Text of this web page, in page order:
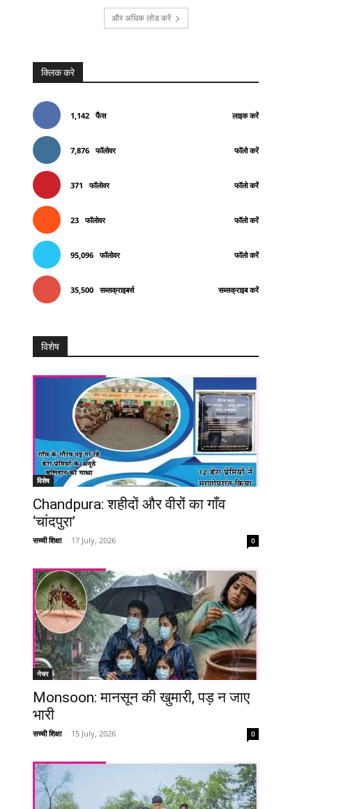
Telegram
और अधिक लोड करें
क्लिक करे
1,142 फैंस लाइक करें
7,876 फॉलोवर फॉलो करें
371 फॉलोवर फॉलो करें
23 फॉलोवर फॉलो करें
95,096 फॉलोवर फॉलो करें
35,500 सब्सक्राइबर्स सब्सक्राइब करें
विशेष
विशेष
Chandpura: शहीदों और वीरों का गाँव
‘चांदपुरा’
सच्ची शिक्षा - 17 July, 2026 0
नेचर
Monsoon: मानसून की खुमारी, पड़ न जाए
भारी
सच्ची शिक्षा - 15 July, 2026 0